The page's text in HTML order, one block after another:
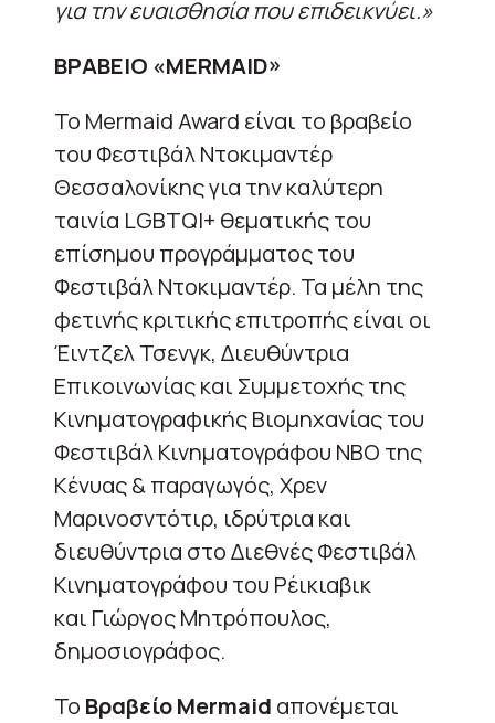
για την ευαισθησία που επιδεικνύει.»
ΒΡΑΒΕΙΟ «MERMAID»
Το Mermaid Award είναι το βραβείο
του Φεστιβάλ Ντοκιμαντέρ
Θεσσαλονίκης για την καλύτερη
ταινία LGBTQI+ θεματικής του
επίσημου προγράμματος του
Φεστιβάλ Ντοκιμαντέρ. Τα μέλη της
φετινής κριτικής επιτροπής είναι οι
Έιντζελ Τσενγκ, Διευθύντρια
Επικοινωνίας και Συμμετοχής της
Κινηματογραφικής Βιομηχανίας του
Φεστιβάλ Κινηματογράφου NBO της
Κένυας & παραγωγός, Χρεν
Μαρινοσντότιρ, ιδρύτρια και
διευθύντρια στο Διεθνές Φεστιβάλ
Κινηματογράφου του Ρέικιαβικ
και Γιώργος Μητρόπουλος,
δημοσιογράφος.
Το Bραβείο Mermaid απονέμεται